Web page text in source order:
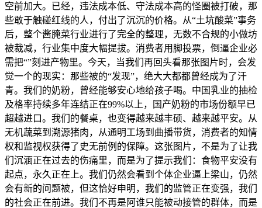
空前加大。已经，违法成本低、守法成本高的怪圈被打破，那
些敢于触碰红线的人，付出了沉沉的价格。从“土坑酸菜”事务
后，整个酱腌菜行业进行了完全的整理，无数不合规的小做坊
被裁减，行业集中度大幅提拔。消费者用脚投票，倒逼企业必
需把“”刻进产物里。今天，当我们再回头看那张图片时，会发
觉一个的现实：那些被的“发现”，绝大大都都曾经成为了汗
青。我们的奶粉，曾经能够安心地给孩子喝。中国乳业的抽检
及格率持续多年连结正在99%以上，国产奶粉的市场份额早已
超越进口。我们的餐桌，也变得越来越丰硕、越来越平安。从
无机蔬菜到溯源猪肉，从通明工场到曲播带货，消费者的知情
权和监视权获得了史无前例的保障。这张图片，不是为了让我
们沉湎正在过去的伤痛里，而是为了提示我们：食物平安没有
起点，永久正在上。我们仍然会看到个体企业逼上梁山，仍然
会有新的问题被，但这恰好申明，我们的监管正在变强，我们
的社会正在前进。我们不再是阿谁只能被动接管的群体，而是